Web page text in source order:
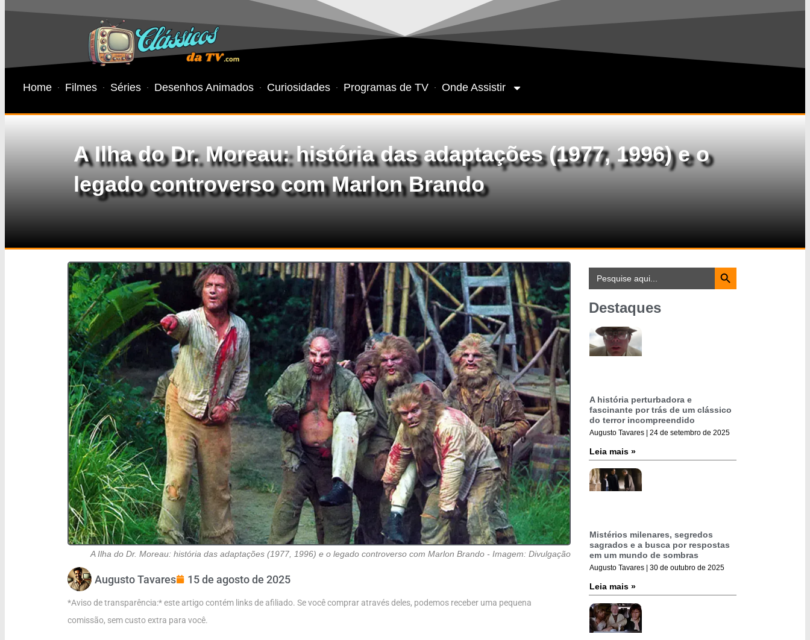
Home Filmes Séries Desenhos Animados Curiosidades Programas de TV Onde Assistir
A Ilha do Dr. Moreau: história das adaptações (1977, 1996) e o
legado controverso com Marlon Brando
A Ilha do Dr. Moreau: história das adaptações (1977, 1996) e o legado controverso com Marlon Brando - Imagem: Divulgação
Augusto Tavares 15 de agosto de 2025
*Aviso de transparência:* este artigo contém links de afiliado. Se você comprar através deles, podemos receber uma pequena
comissão, sem custo extra para você.
Search
for:
Search Button
Destaques
A história perturbadora e
fascinante por trás de um clássico
do terror incompreendido
Augusto Tavares 24 de setembro de 2025
Leia mais »
Mistérios milenares, segredos
sagrados e a busca por respostas
em um mundo de sombras
Augusto Tavares 30 de outubro de 2025
Leia mais »